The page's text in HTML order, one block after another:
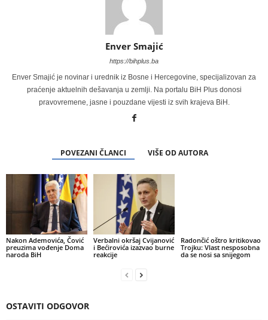
Enver Smajić
https://bihplus.ba
Enver Smajić je novinar i urednik iz Bosne i Hercegovine, specijalizovan za
praćenje aktuelnih dešavanja u zemlji. Na portalu BiH Plus donosi
pravovremene, jasne i pouzdane vijesti iz svih krajeva BiH.
POVEZANI ČLANCI VIŠE OD AUTORA
Nakon Ademovića, Čović
preuzima vođenje Doma
naroda BiH
Verbalni okršaj Cvijanović
i Bećirovića izazvao burne
reakcije
Radončić oštro kritikovao
Trojku: Vlast nesposobna
da se nosi sa snijegom
OSTAVITI ODGOVOR